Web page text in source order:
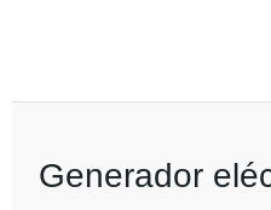
Generador